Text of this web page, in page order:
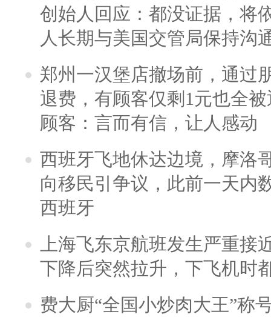
创始人回应：都没证据，将
人长期与美国交管局保持沟
郑州一汉堡店撤场前，通过
退费，有顾客仅剩1元也全
顾客：言而有信，让人感动
西班牙飞地休达边境，摩洛
向移民引争议，此前一天内
西班牙
上海飞东京航班发生严重接
下降后突然拉升，下飞机时
费大厨“全国小炒肉大王”称